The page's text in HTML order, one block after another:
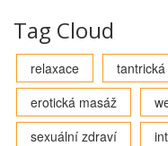
Tag Cloud
relaxace
erotická masáž
sexuální zdraví